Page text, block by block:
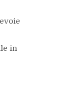
in